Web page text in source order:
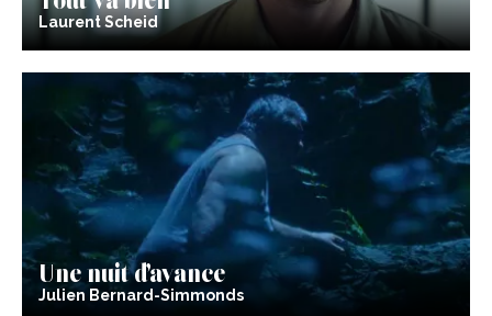
Laurent Scheid
Une nuit d’avance
Julien Bernard-Simmonds